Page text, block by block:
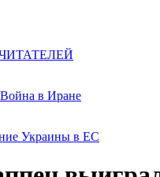
Война в Иране
Украины в ЕС